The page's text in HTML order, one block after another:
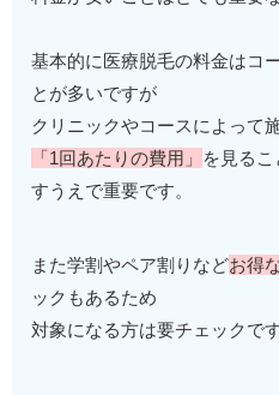
基本的に医療脱毛の料金はコ
とが多いですが
クリニックやコースによって
「1回あたりの費用」
を見る
すうえで重要です。
また学割やペア割りなどお得
ックもあるため
対象になる方は要チェックです